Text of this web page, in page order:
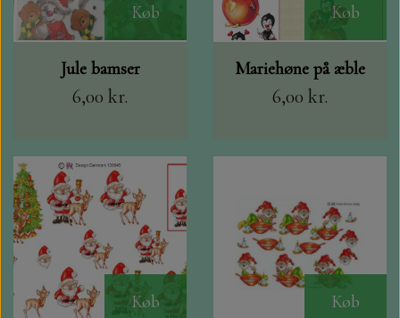
Køb
Jule bamser
6,00 kr.
Køb
Mariehøne på æble
6,00 kr.
Køb Køb